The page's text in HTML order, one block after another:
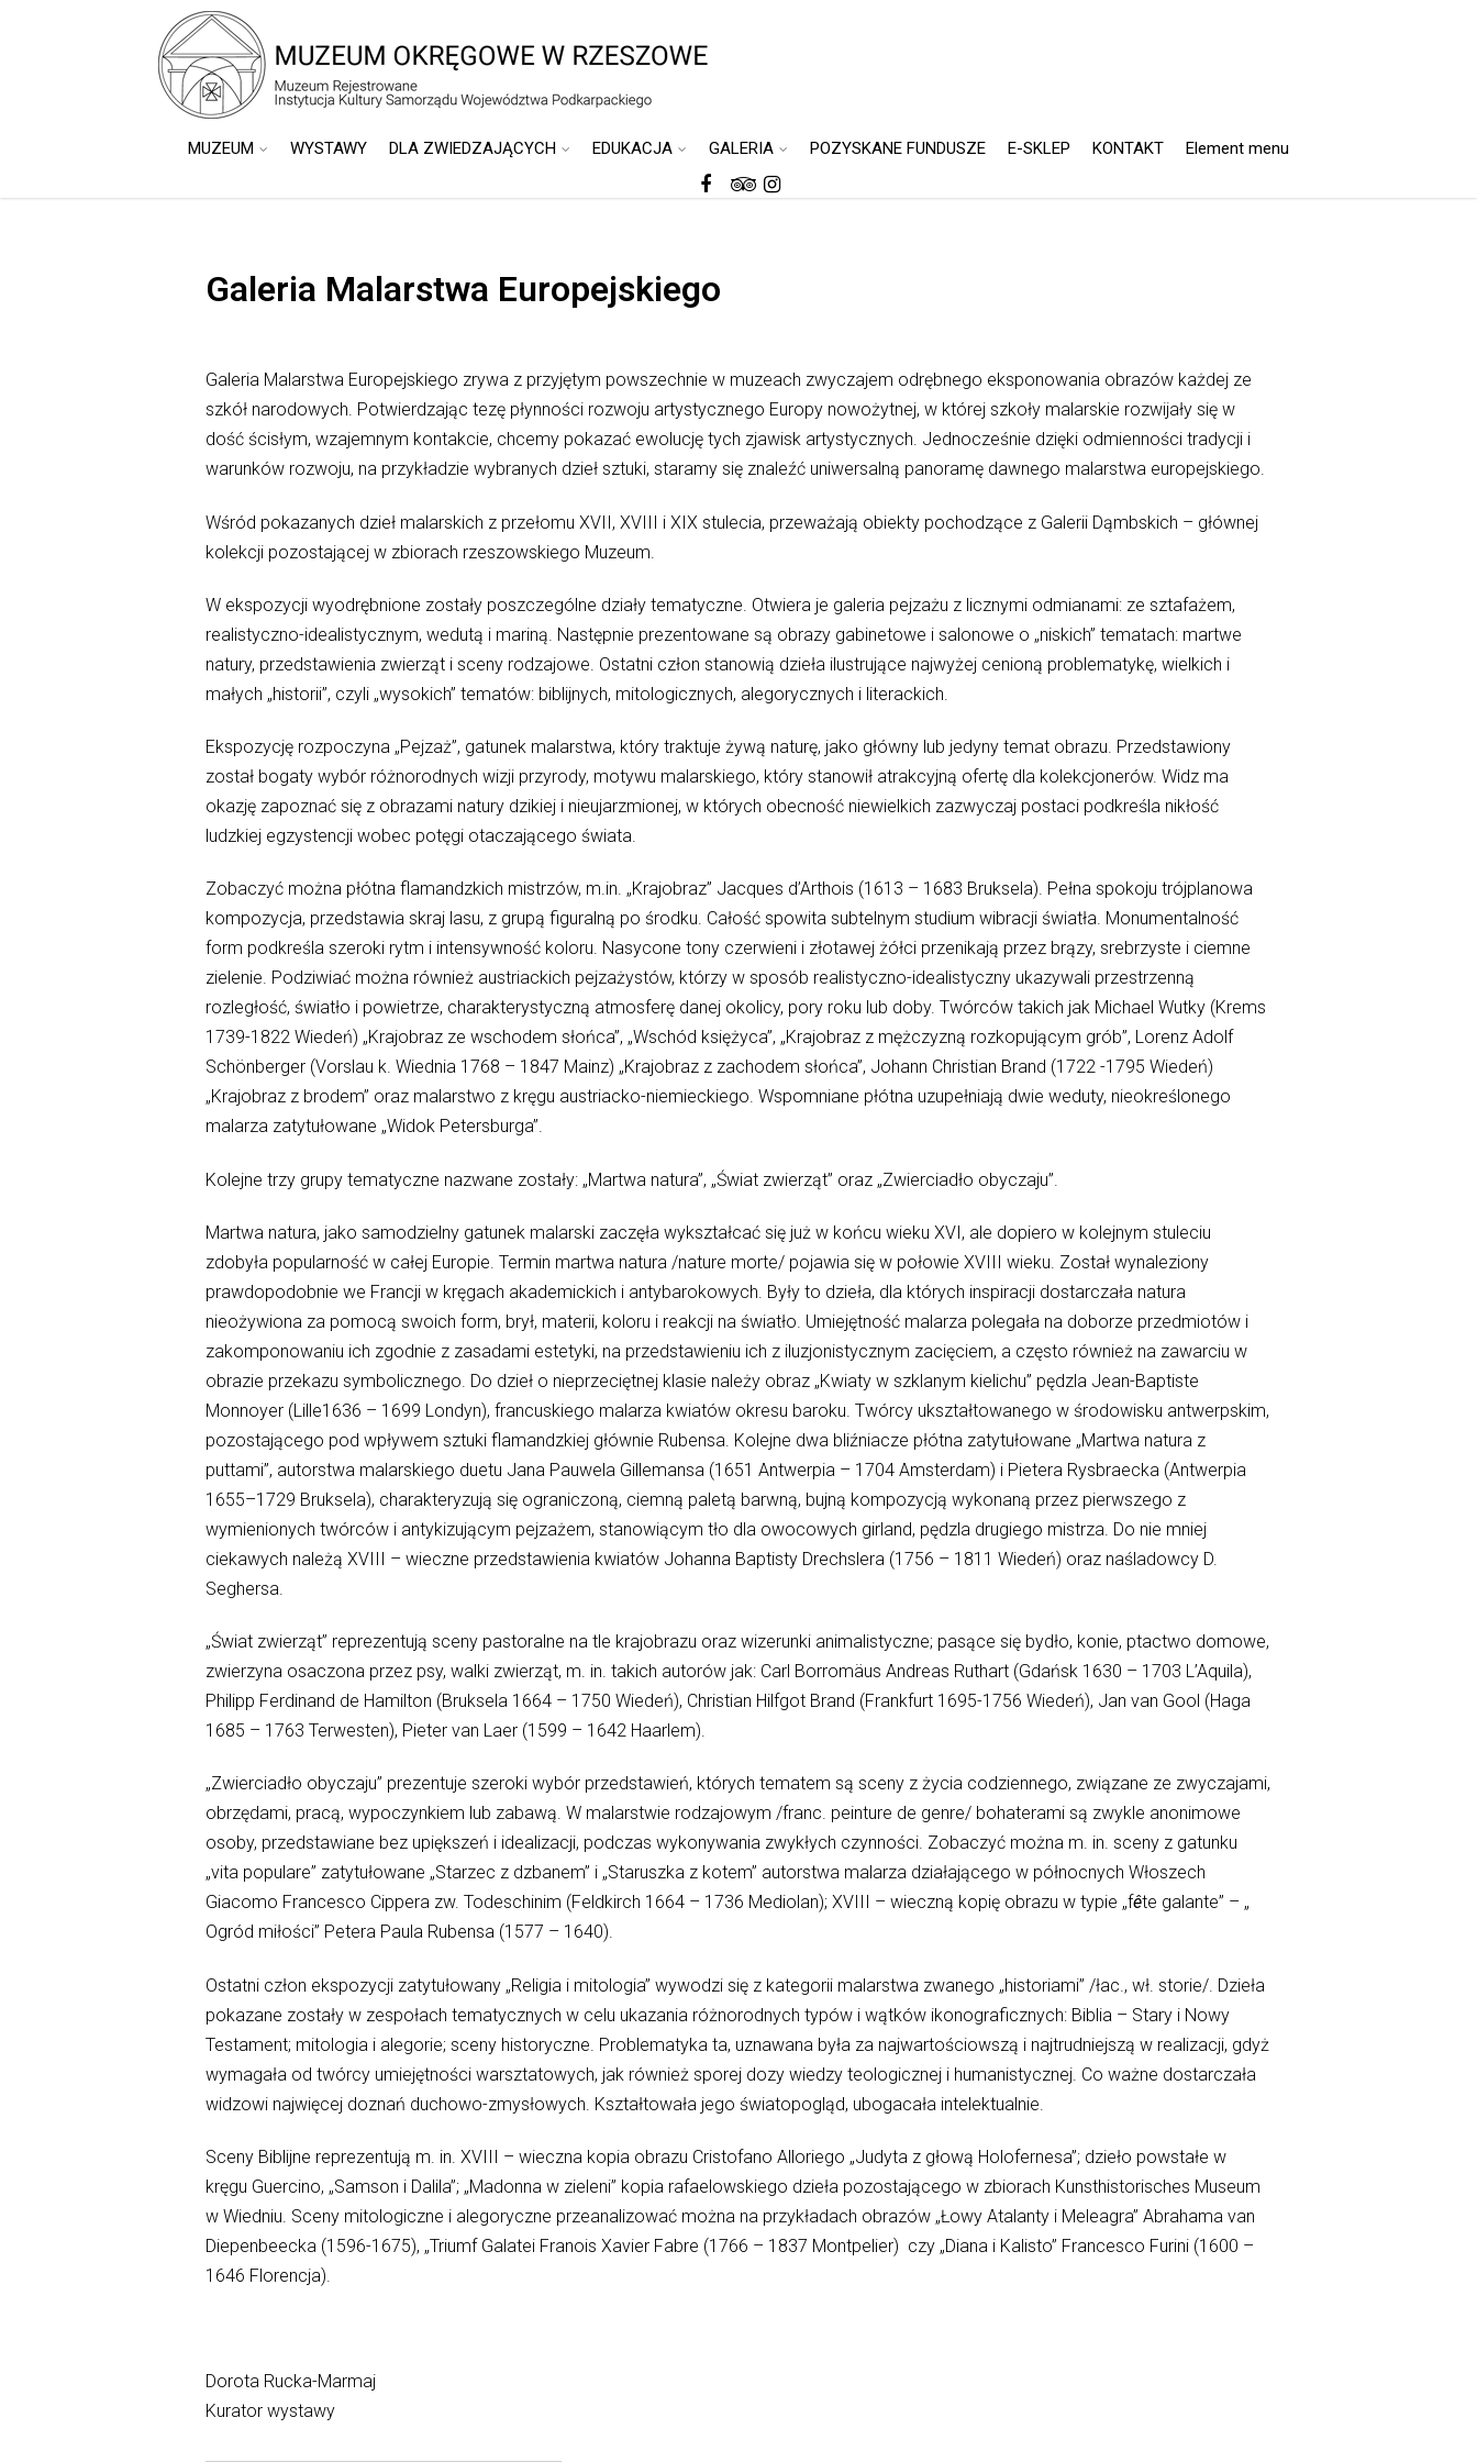
MUZEUM WYSTAWY DLA ZWIEDZAJĄCYCH EDUKACJA GALERIA POZYSKANE FUNDUSZE E-SKLEP KONTAKT Element menu
Galeria Malarstwa Europejskiego
Galeria Malarstwa Europejskiego zrywa z przyjętym powszechnie w muzeach zwyczajem odrębnego eksponowania obrazów każdej ze
szkół narodowych. Potwierdzając tezę płynności rozwoju artystycznego Europy nowożytnej, w której szkoły malarskie rozwijały się w
dość ścisłym, wzajemnym kontakcie, chcemy pokazać ewolucję tych zjawisk artystycznych. Jednocześnie dzięki odmienności tradycji i
warunków rozwoju, na przykładzie wybranych dzieł sztuki, staramy się znaleźć uniwersalną panoramę dawnego malarstwa europejskiego.
Wśród pokazanych dzieł malarskich z przełomu XVII, XVIII i XIX stulecia, przeważają obiekty pochodzące z Galerii Dąmbskich – głównej
kolekcji pozostającej w zbiorach rzeszowskiego Muzeum.
W ekspozycji wyodrębnione zostały poszczególne działy tematyczne. Otwiera je galeria pejzażu z licznymi odmianami: ze sztafażem,
realistyczno-idealistycznym, wedutą i mariną. Następnie prezentowane są obrazy gabinetowe i salonowe o „niskich” tematach: martwe
natury, przedstawienia zwierząt i sceny rodzajowe. Ostatni człon stanowią dzieła ilustrujące najwyżej cenioną problematykę, wielkich i
małych „historii”, czyli „wysokich” tematów: biblijnych, mitologicznych, alegorycznych i literackich.
Ekspozycję rozpoczyna „Pejzaż”, gatunek malarstwa, który traktuje żywą naturę, jako główny lub jedyny temat obrazu. Przedstawiony
został bogaty wybór różnorodnych wizji przyrody, motywu malarskiego, który stanowił atrakcyjną ofertę dla kolekcjonerów. Widz ma
okazję zapoznać się z obrazami natury dzikiej i nieujarzmionej, w których obecność niewielkich zazwyczaj postaci podkreśla nikłość
ludzkiej egzystencji wobec potęgi otaczającego świata.
Zobaczyć można płótna flamandzkich mistrzów, m.in. „Krajobraz” Jacques d’Arthois (1613 – 1683 Bruksela). Pełna spokoju trójplanowa
kompozycja, przedstawia skraj lasu, z grupą figuralną po środku. Całość spowita subtelnym studium wibracji światła. Monumentalność
form podkreśla szeroki rytm i intensywność koloru. Nasycone tony czerwieni i złotawej żółci przenikają przez brązy, srebrzyste i ciemne
zielenie. Podziwiać można również austriackich pejzażystów, którzy w sposób realistyczno-idealistyczny ukazywali przestrzenną
rozległość, światło i powietrze, charakterystyczną atmosferę danej okolicy, pory roku lub doby. Twórców takich jak Michael Wutky (Krems
1739-1822 Wiedeń) „Krajobraz ze wschodem słońca”, „Wschód księżyca”, „Krajobraz z mężczyzną rozkopującym grób”, Lorenz Adolf
Schönberger (Vorslau k. Wiednia 1768 – 1847 Mainz) „Krajobraz z zachodem słońca”, Johann Christian Brand (1722 -1795 Wiedeń)
„Krajobraz z brodem” oraz malarstwo z kręgu austriacko-niemieckiego. Wspomniane płótna uzupełniają dwie weduty, nieokreślonego
malarza zatytułowane „Widok Petersburga”.
Kolejne trzy grupy tematyczne nazwane zostały: „Martwa natura”, „Świat zwierząt” oraz „Zwierciadło obyczaju”.
Martwa natura, jako samodzielny gatunek malarski zaczęła wykształcać się już w końcu wieku XVI, ale dopiero w kolejnym stuleciu
zdobyła popularność w całej Europie. Termin martwa natura /nature morte/ pojawia się w połowie XVIII wieku. Został wynaleziony
prawdopodobnie we Francji w kręgach akademickich i antybarokowych. Były to dzieła, dla których inspiracji dostarczała natura
nieożywiona za pomocą swoich form, brył, materii, koloru i reakcji na światło. Umiejętność malarza polegała na doborze przedmiotów i
zakomponowaniu ich zgodnie z zasadami estetyki, na przedstawieniu ich z iluzjonistycznym zacięciem, a często również na zawarciu w
obrazie przekazu symbolicznego. Do dzieł o nieprzeciętnej klasie należy obraz „Kwiaty w szklanym kielichu” pędzla Jean-Baptiste
Monnoyer (Lille1636 – 1699 Londyn), francuskiego malarza kwiatów okresu baroku. Twórcy ukształtowanego w środowisku antwerpskim,
pozostającego pod wpływem sztuki flamandzkiej głównie Rubensa. Kolejne dwa bliźniacze płótna zatytułowane „Martwa natura z
puttami”, autorstwa malarskiego duetu Jana Pauwela Gillemansa (1651 Antwerpia – 1704 Amsterdam) i Pietera Rysbraecka (Antwerpia
1655–1729 Bruksela), charakteryzują się ograniczoną, ciemną paletą barwną, bujną kompozycją wykonaną przez pierwszego z
wymienionych twórców i antykizującym pejzażem, stanowiącym tło dla owocowych girland, pędzla drugiego mistrza. Do nie mniej
ciekawych należą XVIII – wieczne przedstawienia kwiatów Johanna Baptisty Drechslera (1756 – 1811 Wiedeń) oraz naśladowcy D.
Seghersa.
„Świat zwierząt” reprezentują sceny pastoralne na tle krajobrazu oraz wizerunki animalistyczne; pasące się bydło, konie, ptactwo domowe,
zwierzyna osaczona przez psy, walki zwierząt, m. in. takich autorów jak: Carl Borromäus Andreas Ruthart (Gdańsk 1630 – 1703 L’Aquila),
Philipp Ferdinand de Hamilton (Bruksela 1664 – 1750 Wiedeń), Christian Hilfgot Brand (Frankfurt 1695-1756 Wiedeń), Jan van Gool (Haga
1685 – 1763 Terwesten), Pieter van Laer (1599 – 1642 Haarlem).
„Zwierciadło obyczaju” prezentuje szeroki wybór przedstawień, których tematem są sceny z życia codziennego, związane ze zwyczajami,
obrzędami, pracą, wypoczynkiem lub zabawą. W malarstwie rodzajowym /franc. peinture de genre/ bohaterami są zwykle anonimowe
osoby, przedstawiane bez upiększeń i idealizacji, podczas wykonywania zwykłych czynności. Zobaczyć można m. in. sceny z gatunku
„vita populare” zatytułowane „Starzec z dzbanem” i „Staruszka z kotem” autorstwa malarza działającego w północnych Włoszech
Giacomo Francesco Cippera zw. Todeschinim (Feldkirch 1664 – 1736 Mediolan); XVIII – wieczną kopię obrazu w typie „fête galante” – „
Ogród miłości” Petera Paula Rubensa (1577 – 1640).
Ostatni człon ekspozycji zatytułowany „Religia i mitologia” wywodzi się z kategorii malarstwa zwanego „historiami” /łac., wł. storie/. Dzieła
pokazane zostały w zespołach tematycznych w celu ukazania różnorodnych typów i wątków ikonograficznych: Biblia – Stary i Nowy
Testament; mitologia i alegorie; sceny historyczne. Problematyka ta, uznawana była za najwartościowszą i najtrudniejszą w realizacji, gdyż
wymagała od twórcy umiejętności warsztatowych, jak również sporej dozy wiedzy teologicznej i humanistycznej. Co ważne dostarczała
widzowi najwięcej doznań duchowo-zmysłowych. Kształtowała jego światopogląd, ubogacała intelektualnie.
Sceny Biblijne reprezentują m. in. XVIII – wieczna kopia obrazu Cristofano Alloriego „Judyta z głową Holofernesa”; dzieło powstałe w
kręgu Guercino, „Samson i Dalila”; „Madonna w zieleni” kopia rafaelowskiego dzieła pozostającego w zbiorach Kunsthistorisches Museum
w Wiedniu. Sceny mitologiczne i alegoryczne przeanalizować można na przykładach obrazów „Łowy Atalanty i Meleagra” Abrahama van
Diepenbeecka (1596-1675), „Triumf Galatei Franҫois Xavier Fabre (1766 – 1837 Montpelier) czy „Diana i Kalisto” Francesco Furini (1600 –
1646 Florencja).
Dorota Rucka-Marmaj
Kurator wystawy